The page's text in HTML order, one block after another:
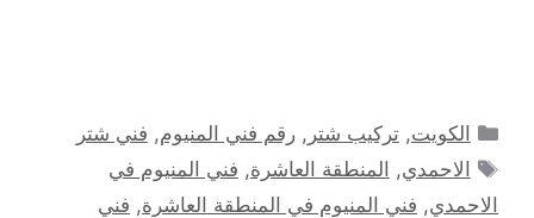
التصنيفات
الكويت,تركيب شتر ,رقم فني المنيوم, فني شتر
الوسوم
الاحمدي, المنطقة العاشرة, فني المنيوم في
الاحمدي, فني المنيوم في المنطقة العاشرة, فني